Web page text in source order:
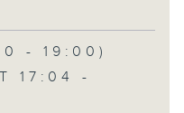
- 19:00)
17:04 -